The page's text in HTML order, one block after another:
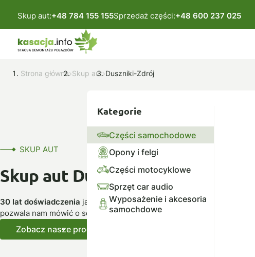
Skup aut:+48 784 155 155Sprzedaż części:+48 600 237 025
Kategorie
Części samochodowe
Opony i felgi
Części motocyklowe
Sprzęt car audio
Wyposażenie i akcesoria
samochdowe
Strona główna Skup aut Duszniki-Zdrój
SKUP AUT
Skup aut Duszniki Zdrój
30 lat doświadczenia jako autoryzowana stacja demontażu pojazdów,
pozwala nam mówić o sobie – profesjonaliści.
Zobacz nasze produkty